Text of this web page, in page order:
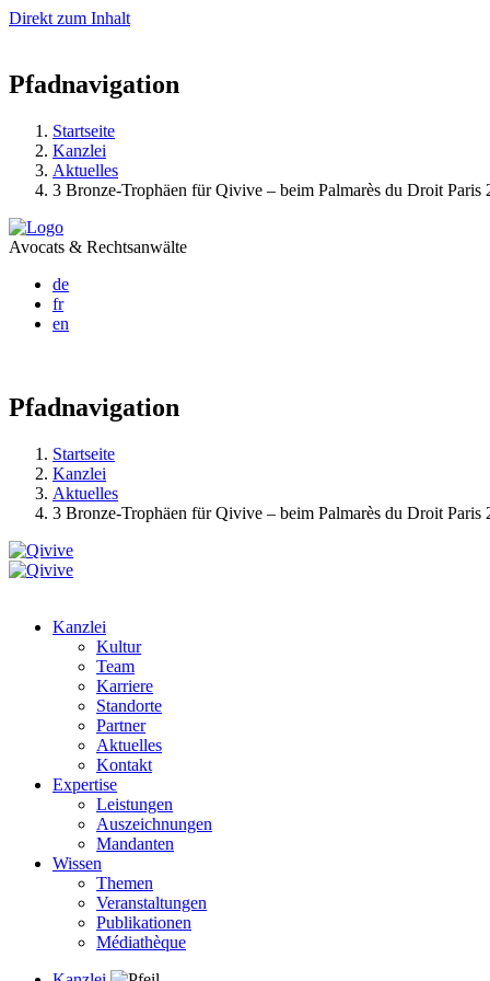
Direkt zum Inhalt
Pfadnavigation
Startseite
Kanzlei
Aktuelles
3 Bronze-Trophäen für Qivive – beim Palmarès du Droit Paris
Avocats & Rechtsanwälte
de
fr
en
Pfadnavigation
Startseite
Kanzlei
Aktuelles
3 Bronze-Trophäen für Qivive – beim Palmarès du Droit Paris
Kanzlei
Kultur
Team
Karriere
Standorte
Partner
Aktuelles
Kontakt
Expertise
Leistungen
Auszeichnungen
Mandanten
Wissen
Themen
Veranstaltungen
Publikationen
Médiathèque